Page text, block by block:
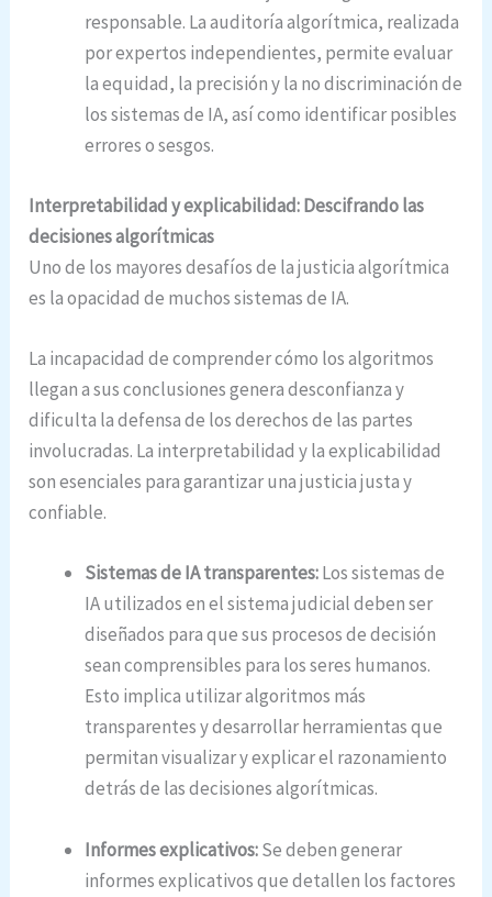
responsable. La auditoría algorítmica, realizada
por expertos independientes, permite evaluar
la equidad, la precisión y la no discriminación de
los sistemas de IA, así como identificar posibles
errores o sesgos.
Interpretabilidad y explicabilidad: Descifrando las
decisiones algorítmicas
Uno de los mayores desafíos de la justicia algorítmica
es la opacidad de muchos sistemas de IA.
La incapacidad de comprender cómo los algoritmos
llegan a sus conclusiones genera desconfianza y
dificulta la defensa de los derechos de las partes
involucradas. La interpretabilidad y la explicabilidad
son esenciales para garantizar una justicia justa y
confiable.
Sistemas de IA transparentes:Los sistemas de
IA utilizados en el sistema judicial deben ser
diseñados para que sus procesos de decisión
sean comprensibles para los seres humanos.
Esto implica utilizar algoritmos más
transparentes y desarrollar herramientas que
permitan visualizar y explicar el razonamiento
detrás de las decisiones algorítmicas.
Informes explicativos:Se deben generar
informes explicativos que detallen los factores